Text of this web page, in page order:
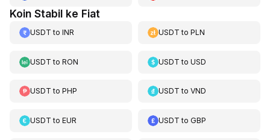
Koin Stabil ke Fiat
USDT to INR USDT toPLN
USDT to RON USDT toUSD
USDT to PHP USDT toVND
USDT to EUR USDT toGBP